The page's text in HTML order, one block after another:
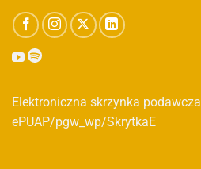
Elektroniczna skrzynka podawcza
ePUAP/pgw_wp/SkrytkaE